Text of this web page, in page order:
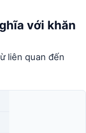
với khăn
liên quan đến